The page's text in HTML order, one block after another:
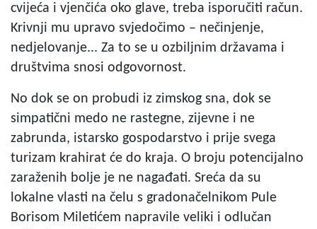
cvijeća i vjenčića oko glave, treba isporučiti račun.
Krivnji mu upravo svjedočimo – nečinjenje,
nedjelovanje... Za to se u ozbiljnim državama i
društvima snosi odgovornost.
No dok se on probudi iz zimskog sna, dok se
simpatični medo ne rastegne, zijevne i ne
zabrunda, istarsko gospodarstvo i prije svega
turizam krahirat će do kraja. O broju potencijalno
zaraženih bolje je ne nagađati. Sreća da su
lokalne vlasti na čelu s gradonačelnikom Pule
Borisom Miletićem napravile veliki i odlučan